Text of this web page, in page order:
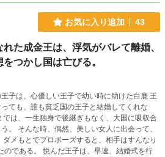
お気に入り追加 43
た成金王は、浮気がバレて離婚、
つかし国は亡びる。
子は、心優しい王子で幼い時に助けた白鹿 王
ても、誰も貧乏国の王子と結婚してくれな
では、一生独身で後継ぎもなく、大国に吸収合
。 そんな時、偶然、美しい女人に出会って、
ダメもとでプロポーズすると、相手はすんなり
のである。 悦んだ王子は、早速、結婚式を行